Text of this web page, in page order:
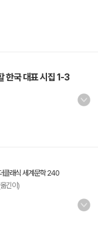
한국 대표 시집 1-3
클래식 세계문학 240
긴이)